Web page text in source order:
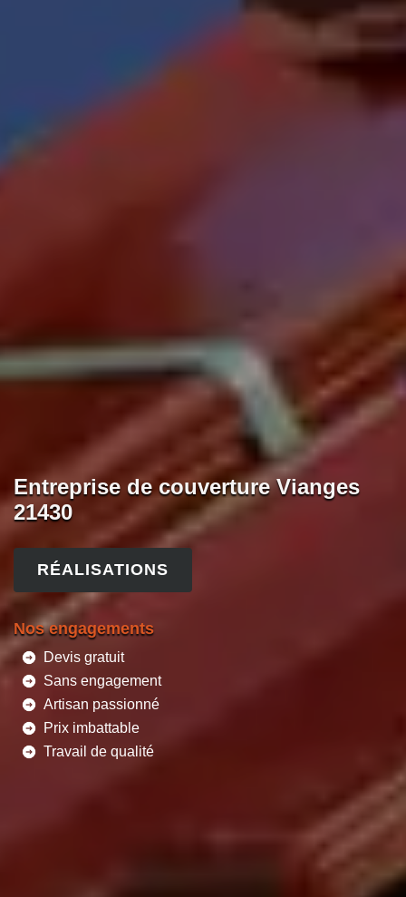
Entreprise de couverture Vianges
21430
RÉALISATIONS
Nos engagements
Devis gratuit
Sans engagement
Artisan passionné
Prix imbattable
Travail de qualité